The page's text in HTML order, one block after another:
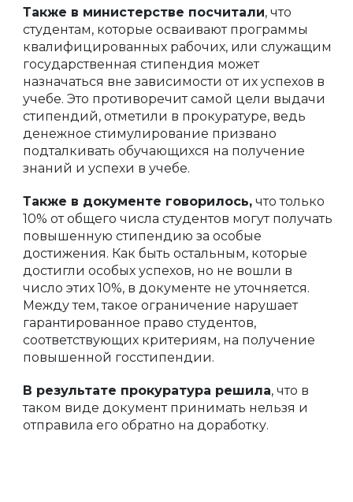
Также в министерстве посчитали, что
студентам, которые осваивают программы
квалифицированных рабочих, или служащим
государственная стипендия может
назначаться вне зависимости от их успехов в
учебе. Это противоречит самой цели выдачи
стипендий, отметили в прокуратуре, ведь
денежное стимулирование призвано
подталкивать обучающихся на получение
знаний и успехи в учебе.
Также в документе говорилось, что только
10% от общего числа студентов могут получать
повышенную стипендию за особые
достижения. Как быть остальным, которые
достигли особых успехов, но не вошли в
число этих 10%, в документе не уточняется.
Между тем, такое ограничение нарушает
гарантированное право студентов,
соответствующих критериям, на получение
повышенной госстипендии.
В результате прокуратура решила, что в
таком виде документ принимать нельзя и
отправила его обратно на доработку.